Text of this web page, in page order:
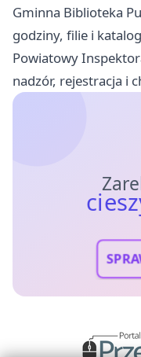
Gminna Biblioteka
godziny, filie i
Powiatowy
nadzór, rejestracja i